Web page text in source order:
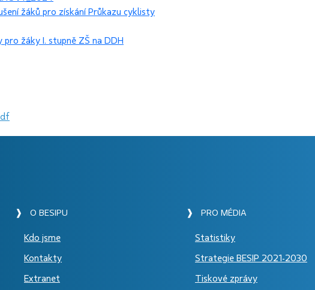
žáků pro získání Průkazu cyklisty
žáky I. stupně ZŠ na DDH
❱ O BESIPU
Kdo jsme
Kontakty
Extranet
❱ PRO MÉDIA
Statistiky
Strategie BESIP 2021-2030
Tiskové zprávy